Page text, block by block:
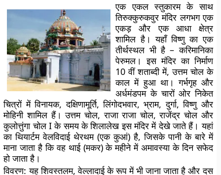
एक एकल स्तुकारम के साथ
तिरुक्कुरुकवुर मंदिर लगभग एक
एकड़ और एक आधा क्षेत्र
शामिल है। यहाँ विष्णु का एक
तीर्थस्थल भी है – करिमानिका
पेरुमल। इस मंदिर का निर्माण
10 वीं शताब्दी में, उत्तम चोल के
काल में हुआ था। गर्भगृह और
अर्धमंडपम के चारों ओर निकेत
चित्रों में विनायक, दक्षिणामूर्ति, लिंगोदभवार, भ्राम, दुर्गा, विष्णु और
मोहिनी शामिल हैं। उत्तम चोल, राजा राजा चोल, राजेंद्र चोल और
कुलोत्तुंगा चोल I के समय के शिलालेख इस मंदिर में देखे जाते हैं। यहां
का थियार्टम वेलविदाई थेरथम (एक कुआं) है, जिसके पानी के बारे में
माना जाता है कि वह थाई (मकर) के महीने में अमावस्या के दिन सफेद
हो जाता है।
विवरण: यह शिवस्तलम, वेल्लादाई के रूप में भी जाना जाता है और दस